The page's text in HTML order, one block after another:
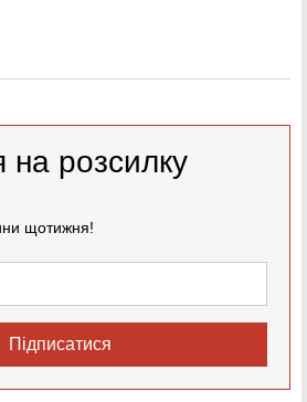
на розсилку
щотижня!
Підписатися